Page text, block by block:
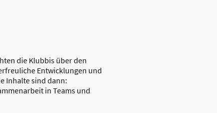
die Klubbis über den
Entwicklungen und
Inhalte sind dann:
in Teams und